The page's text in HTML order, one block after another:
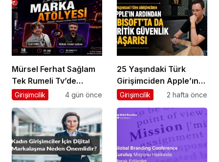
Mürsel Ferhat Sağlam
Tek Rumeli Tv’de
Marka Atölyesi
Oldu
Girişimcilik 4 gün önce
25 Yaşındaki Türk
Girişimciden Apple’ın
Ardından Ubisoft
Girişimcilik 2 hafta önce